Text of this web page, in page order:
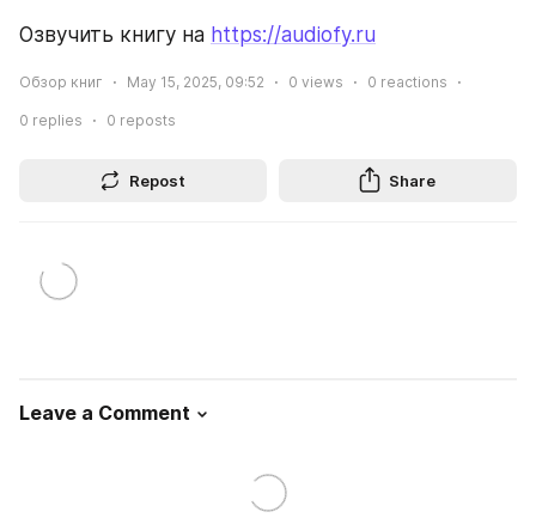
Озвучить книгу на https://audiofy.ru
Обзор книг May 15, 2025, 09:52 0 views 0 reactions
0 replies 0 reposts
Repost Share
Leave a Comment